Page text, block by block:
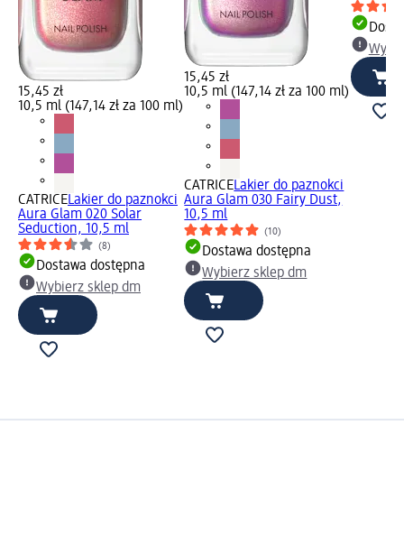
15,45 zł
10,5 ml (147,14 zł za 100 ml)
CATRICELakier do paznokci
Aura Glam 020 Solar
Seduction, 10,5 ml
(8)
Dostawa dostępna
Wybierz sklep dm
15,45 zł
10,5 ml (147,14 zł za 100 ml)
CATRICELakier do paznokci
Aura Glam 030 Fairy Dust,
10,5 ml
(10)
Dostawa dostępna
Wybierz sklep dm